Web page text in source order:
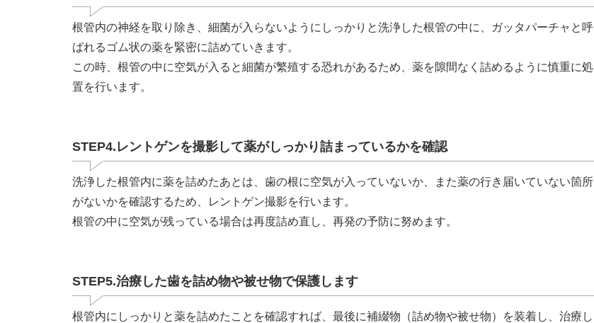
根管内の神経を取り除き、細菌が入らないようにしっかりと洗浄した根管の中に、ガッタパーチャと呼
ばれるゴム状の薬を緊密に詰めていきます。
この時、根管の中に空気が入ると細菌が繁殖する恐れがあるため、薬を隙間なく詰めるように慎重に処
置を行います。
STEP4.レントゲンを撮影して薬がしっかり詰まっているかを確認
洗浄した根管内に薬を詰めたあとは、歯の根に空気が入っていないか、また薬の行き届いていない箇所
がないかを確認するため、レントゲン撮影を行います。
根管の中に空気が残っている場合は再度詰め直し、再発の予防に努めます。
STEP5.治療した歯を詰め物や被せ物で保護します
根管内にしっかりと薬を詰めたことを確認すれば、最後に補綴物（詰め物や被せ物）を装着し、治療し